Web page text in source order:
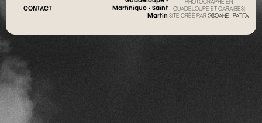
CONTACT
Martinique • Saint
Martin
PHOTOGRAPHE EN
GUADELOUPE ET CARAÏBES|
SITE CRÉÉ PAR@SOANE_PATITA